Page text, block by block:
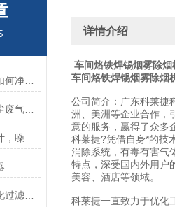
烙铁锡焊焊接产生的有害物质如何净化？
专业针对车间各类焊锡焊接烟尘废气处理烟雾净化器
为什么焊锡吸烟机设备可以净化过滤车间烙铁焊接的气味
详情介绍
车间烙铁焊锡烟雾除
车间烙铁焊锡烟雾除烟
公司简介：广东科莱捷
洲、美洲等企业合作，
意的服务，赢得了众多
科莱捷?凭借自身*的技
消除系统，有毒有害气
特点，深受国内外用户
美容、酒店等领域。
科莱捷一直致力于优化